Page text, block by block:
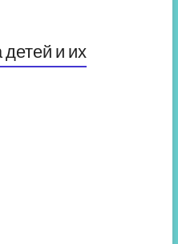
и их